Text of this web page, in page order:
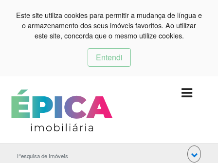
Este site utiliza cookies para permitir a mudança de língua e
o armazenamento dos seus imóveis favoritos. Ao utilizar
este site, concorda que o mesmo utilize cookies.
Entendi
Pesquisa de Imóveis